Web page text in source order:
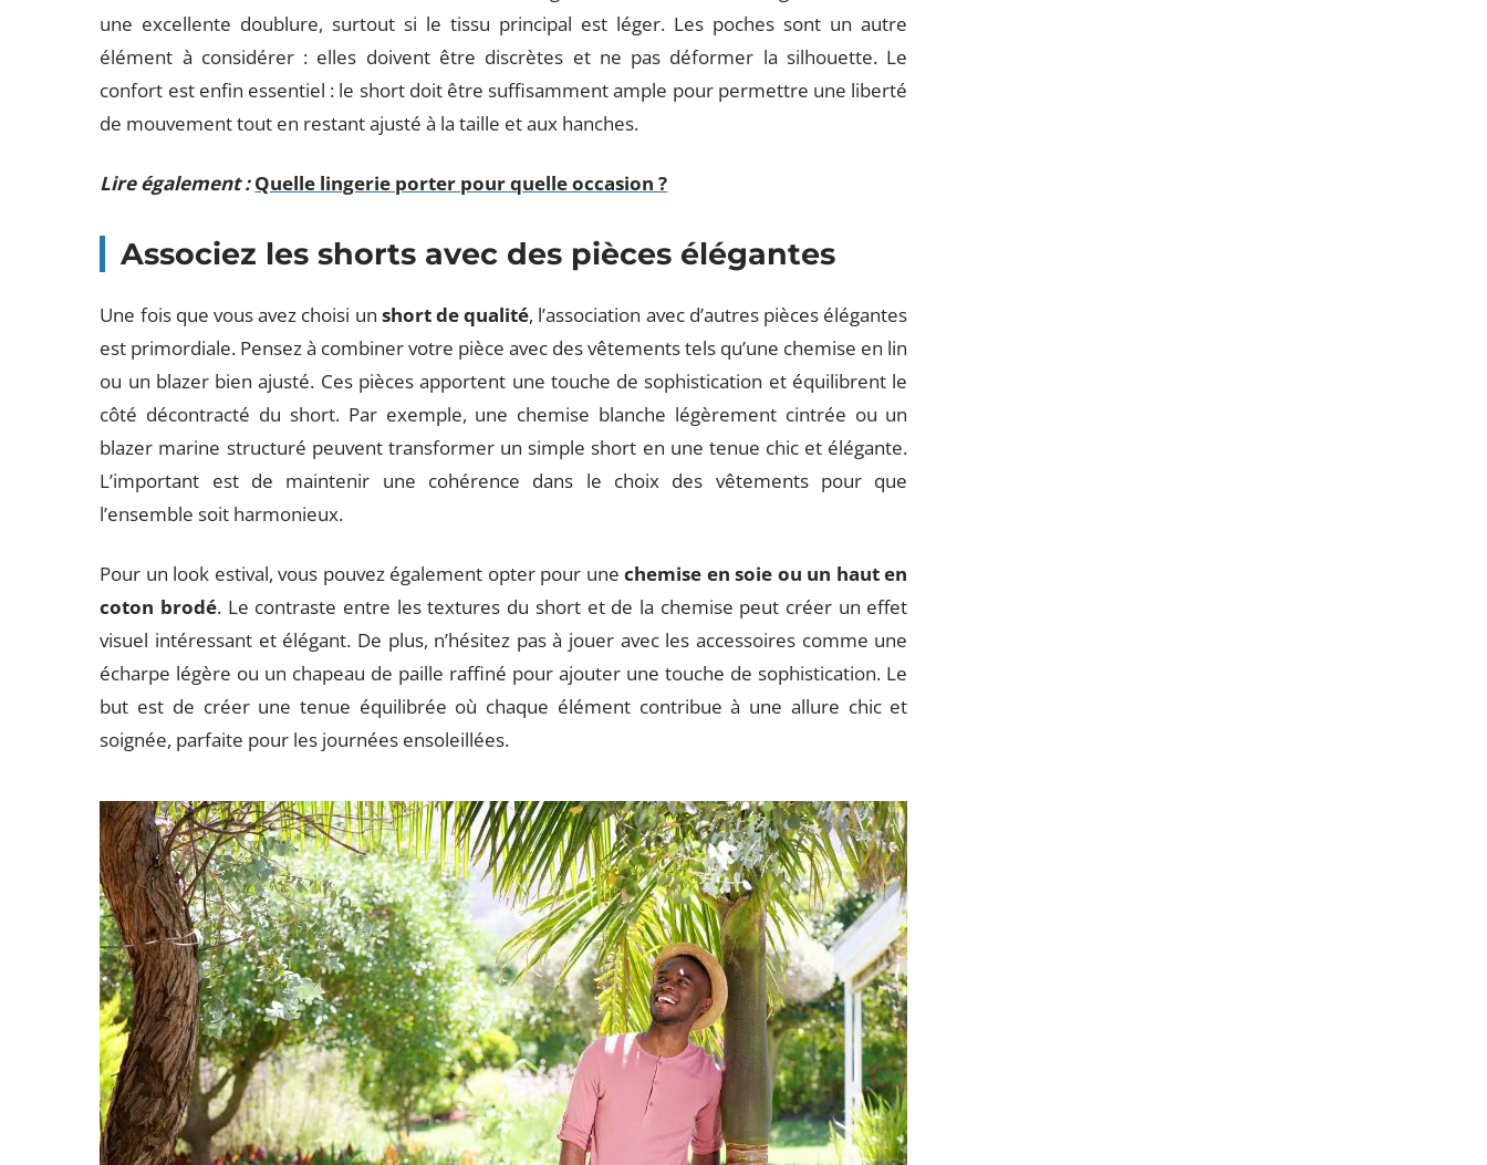
une excellente doublure, surtout si le tissu principal est léger. Les poches sont un autre
élément à considérer : elles doivent être discrètes et ne pas déformer la silhouette. Le
confort est enfin essentiel : le short doit être suffisamment ample pour permettre une liberté
de mouvement tout en restant ajusté à la taille et aux hanches.
Lire également : Quelle lingerie porter pour quelle occasion ?
Associez les shorts avec des pièces élégantes
Une fois que vous avez choisi un short de qualité, l’association avec d’autres pièces élégantes
est primordiale. Pensez à combiner votre pièce avec des vêtements tels qu’une chemise en lin
ou un blazer bien ajusté. Ces pièces apportent une touche de sophistication et équilibrent le
côté décontracté du short. Par exemple, une chemise blanche légèrement cintrée ou un
blazer marine structuré peuvent transformer un simple short en une tenue chic et élégante.
L’important est de maintenir une cohérence dans le choix des vêtements pour que
l’ensemble soit harmonieux.
Pour un look estival, vous pouvez également opter pour unechemise en soie ou un haut en
coton brodé. Le contraste entre les textures du short et de la chemise peut créer un effet
visuel intéressant et élégant. De plus, n’hésitez pas à jouer avec les accessoires comme une
écharpe légère ou un chapeau de paille raffiné pour ajouter une touche de sophistication. Le
but est de créer une tenue équilibrée où chaque élément contribue à une allure chic et
soignée, parfaite pour les journées ensoleillées.